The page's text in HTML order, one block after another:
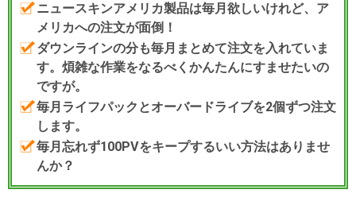
ニュースキンアメリカ製品は毎月欲しいけれど、ア
メリカへの注文が面倒！
ダウンラインの分も毎月まとめて注文を入れていま
す。煩雑な作業をなるべくかんたんにすませたいの
ですが。
毎月ライフパックとオーバードライブを2個ずつ注文
します。
毎月忘れず100PVをキープするいい方法はありませ
んか？